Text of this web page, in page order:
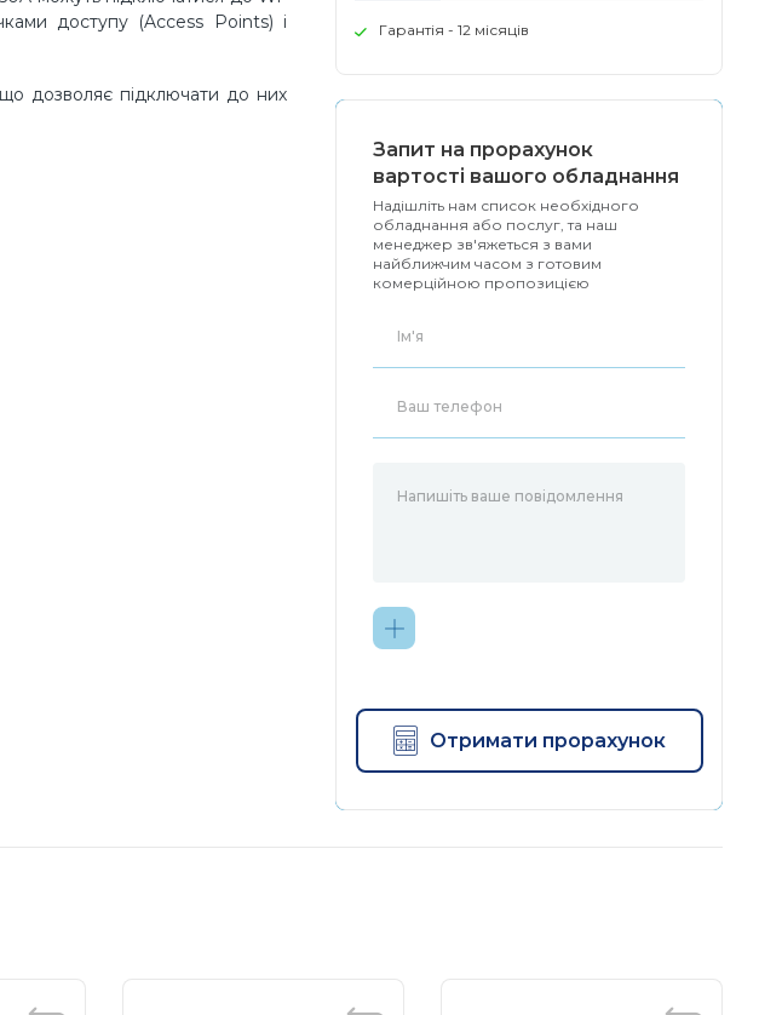
доступу (Access Points) і
дозволяє підключати до них
Гарантія - 12 місяців
Запит на прорахунок
вартості вашого обладнання
Надішліть нам список необхідного
обладнання або послуг, та наш
менеджер зв'яжеться з вами
найближчим часом з готовим
комерційною пропозицією
Отримати прорахунок